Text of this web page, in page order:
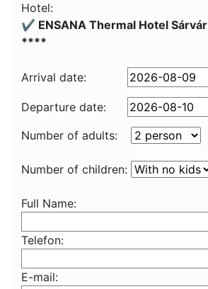
Hotel:
✔️ ENSANA Thermal Hotel Sárvár
****
Arrival date:
Departure date:
Number of adults:
Number of children:
Full Name:
Telefon:
E-mail: